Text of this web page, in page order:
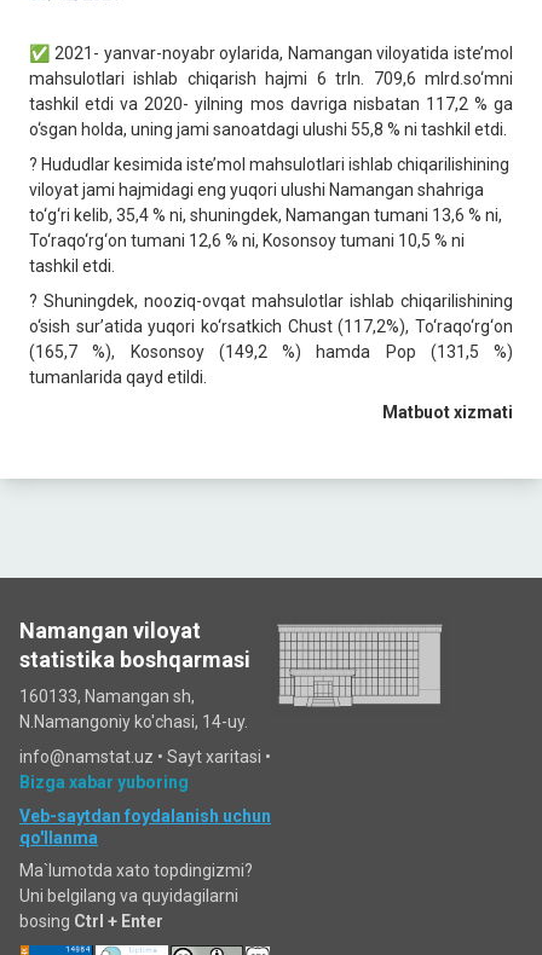
✅ 2021- yanvar-noyabr oylarida, Namangan viloyatida iste’mol
mahsulotlari ishlab chiqarish hajmi 6 trln. 709,6 mlrd.so‘mni
tashkil etdi va 2020- yilning mos davriga nisbatan 117,2 % ga
o‘sgan holda, uning jami sanoatdagi ulushi 55,8 % ni tashkil etdi.
? Hududlar kesimida iste’mol mahsulotlari ishlab chiqarilishining
viloyat jami hajmidagi eng yuqori ulushi Namangan shahriga
to‘g‘ri kelib, 35,4 % ni, shuningdek, Namangan tumani 13,6 % ni,
To‘raqo‘rg‘on tumani 12,6 % ni, Kosonsoy tumani 10,5 % ni
tashkil etdi.
? Shuningdek, nooziq-ovqat mahsulotlar ishlab chiqarilishining
o‘sish sur’atida yuqori ko‘rsatkich Chust (117,2%), To‘raqo‘rg‘on
(165,7 %), Kosonsoy (149,2 %) hamda Pop (131,5 %)
tumanlarida qayd etildi.
Matbuot xizmati
Namangan viloyat
statistika boshqarmasi
160133, Namangan sh,
N.Namangoniy ko'chasi, 14-uy.
info@namstat.uz • Sayt xaritasi •
Bizga xabar yuboring
Veb-saytdan foydalanish uchun
qo'llanma
Ma`lumotda xato topdingizmi?
Uni belgilang va quyidagilarni
bosing Ctrl + Enter